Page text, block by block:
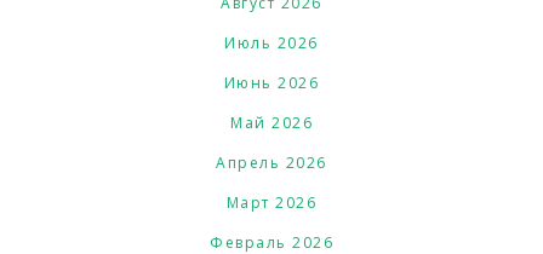
Июль 2026
Июнь 2026
Май 2026
Апрель 2026
Март 2026
Февраль 2026